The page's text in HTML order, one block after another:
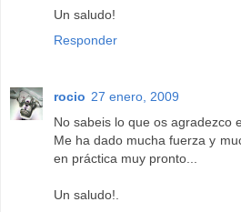
Un saludo!
Responder
rocio 27 enero, 2009
No sabeis lo que os agradezco
Me ha dado mucha fuerza y
en práctica muy pronto...
Un saludo!.